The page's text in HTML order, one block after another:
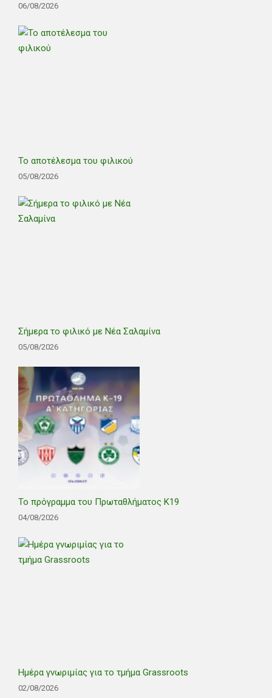
06/08/2026
Το αποτέλεσμα του φιλικού
05/08/2026
Σήμερα το φιλικό με Νέα Σαλαμίνα
05/08/2026
Το πρόγραμμα του Πρωταθλήματος Κ19
04/08/2026
Ημέρα γνωριμίας για το τμήμα Grassroots
02/08/2026